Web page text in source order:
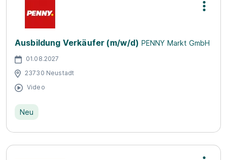
Ausbildung Verkäufer (m/w/d) PENNY Markt GmbH
01.08.2027
23730 Neustadt
Video
Neu